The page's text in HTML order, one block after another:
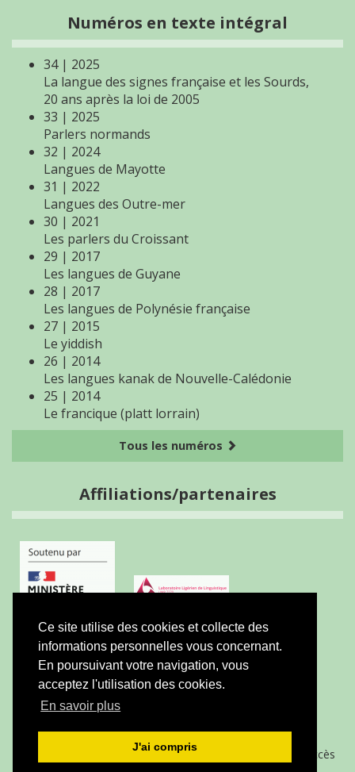
Ce site utilise des cookies et collecte des
informations personnelles vous concernant.
En poursuivant votre navigation, vous
acceptez l'utilisation des cookies.
En savoir plus
J'ai compris
Numéros en texte intégral
34 | 2025
La langue des signes française et les Sourds,
20 ans après la loi de 2005
33 | 2025
Parlers normands
32 | 2024
Langues de Mayotte
31 | 2022
Langues des Outre-mer
30 | 2021
Les parlers du Croissant
29 | 2017
Les langues de Guyane
28 | 2017
Les langues de Polynésie française
27 | 2015
Le yiddish
26 | 2014
Les langues kanak de Nouvelle-Calédonie
25 | 2014
Le francique (platt lorrain)
Tous les numéros
Affiliations/partenaires
ISSN électronique 1955-2440
Plan du site—Politique de confidentialité—Crédits
Créé et hébergé par Chapitre 9—
Accès